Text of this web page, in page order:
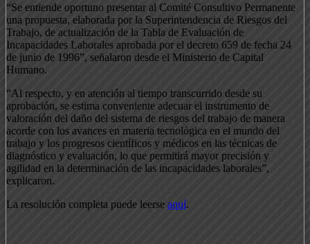
“Se entiende oportuno presentar al Comité Consultivo Permanente
una propuesta, elaborada por la Superintendencia de Riesgos del
Trabajo, de actualización de la Tabla de Evaluación de
Incapacidades Laborales aprobada por el decreto 659 de fecha 24
de junio de 1996”, señalaron desde el Ministerio de Capital
Humano.
“Al respecto, y en atención al tiempo transcurrido desde su
aprobación, se estima conveniente adecuar el instrumento de
valoración del daño del sistema de riesgos del trabajo de manera
acorde con los avances en materia tecnológica en el mundo del
trabajo y los progresos científicos y médicos en las técnicas de
diagnóstico y evaluación, lo que permitirá mayor precisión y
agilidad en la determinación de las incapacidades laborales”,
explicaron.
La resolución completa puede leerse aquí.